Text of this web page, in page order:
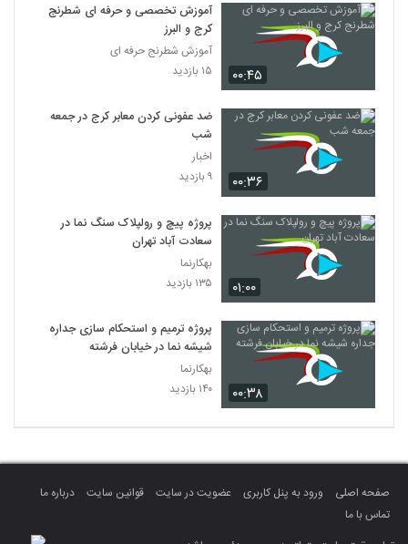
۰۰:۴۵
آموزش تخصصی و حرفه ای شطرنج
کرج و البرز
آموزش شطرنج حرفه ای
۱۵ بازدید
۰۰:۳۶
ضد عفونی کردن معابر کرج در جمعه
شب
اخبار
۹ بازدید
۰۱:۰۰
پروژه پیچ و رولپلاک سنگ نما در
سعادت آباد تهران
بهکارنما
۱۳۵ بازدید
۰۰:۳۸
پروژه ترمیم و استحکام سازی جداره
شیشه نما در خیابان فرشته
بهکارنما
۱۴۰ بازدید
صفحه اصلی ورود به پنل کاربری عضویت در سایت قوانین سایت
درباره ما
تماس با ما